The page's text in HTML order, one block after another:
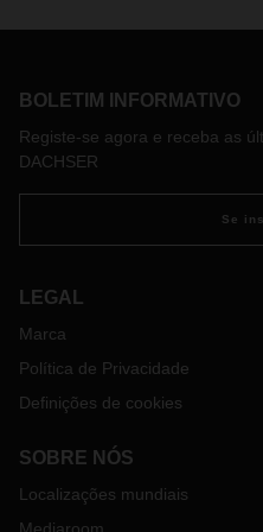
durante o transporte.
Em 1º de janeiro de 2020,
baterias e células de lítio
movidos a bateria fabricados
ONU 3171). Fazer isso será
dos fabricantes e
De acordo com as
navegação, esses
DACHSER. Por isso,
disponibilizem esses
células de lítio mencionadas,
BOLETIM INFORMATIVO
Registe-se agora e receba as
DACHSER
Se
LEGAL
Marca
Política de Privacidade
Definições de cookies
SOBRE NÓS
Localizações mundiais